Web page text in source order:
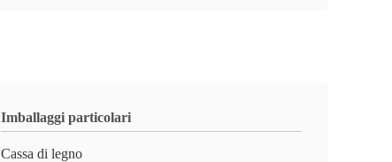
Imballaggi particolari
Cassa di legno